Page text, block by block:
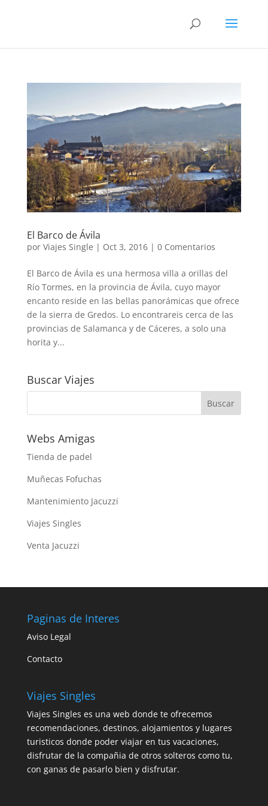
El Barco de Ávila
por Viajes Single | Oct 3, 2016| 0 Comentarios
El Barco de Ávila es una hermosa villa a orillas del
Río Tormes, en la provincia de Ávila, cuyo mayor
encanto reside en las bellas panorámicas que ofrece
de la sierra de Gredos. Lo encontrareis cerca de las
provincias de Salamanca y de Cáceres, a solo una
horita y...
Buscar Viajes
Webs Amigas
Tienda de padel
Muñecas Fofuchas
Mantenimiento Jacuzzi
Viajes Singles
Venta Jacuzzi
Paginas de Interes
Aviso Legal
Contacto
Viajes Singles
Viajes Singles es una web donde te ofrecemos
recomendaciones, destinos, alojamientos y lugares
turisticos donde poder viajar en tus vacaciones,
disfrutar de la compañia de otros solteros como tu,
con ganas de pasarlo bien y disfrutar.